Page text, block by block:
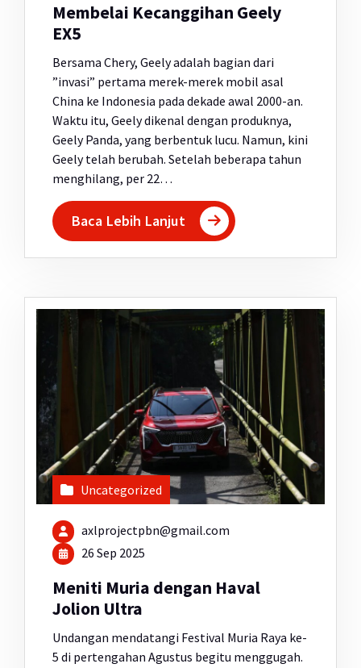
Membelai Kecanggihan Geely
EX5
Bersama Chery, Geely adalah bagian dari
”invasi” pertama merek-merek mobil asal
China ke Indonesia pada dekade awal 2000-an.
Waktu itu, Geely dikenal dengan produknya,
Geely Panda, yang berbentuk lucu. Namun, kini
Geely telah berubah. Setelah beberapa tahun
menghilang, per 22…
Baca Lebih Lanjut
Uncategorized
axlprojectpbn@gmail.com
26 Sep 2025
Meniti Muria dengan Haval
Jolion Ultra
Undangan mendatangi Festival Muria Raya ke-
5 di pertengahan Agustus begitu menggugah.